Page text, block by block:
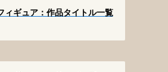
ィギュア：作品タイトル一覧